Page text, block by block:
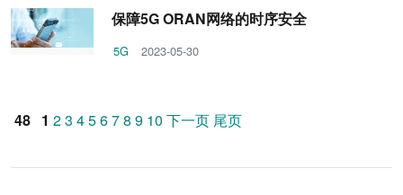
保障5G ORAN网络的时序安全
5G 2023-05-30
48 1 23 45678 9 10 下一页 尾页